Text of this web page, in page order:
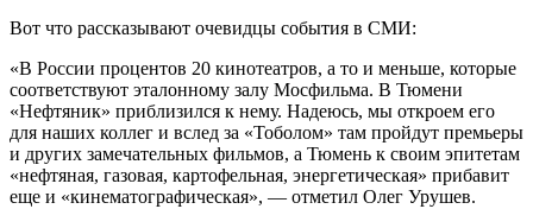
Вот что рассказывают очевидцы события в СМИ:
«В России процентов 20 кинотеатров, а то и меньше, которые
соответствуют эталонному залу Мосфильма. В Тюмени
«Нефтяник» приблизился к нему. Надеюсь, мы откроем его
для наших коллег и вслед за «Тоболом» там пройдут премьеры
и других замечательных фильмов, а Тюмень к своим эпитетам
«нефтяная, газовая, картофельная, энергетическая» прибавит
еще и «кинематографическая», — отметил Олег Урушев.